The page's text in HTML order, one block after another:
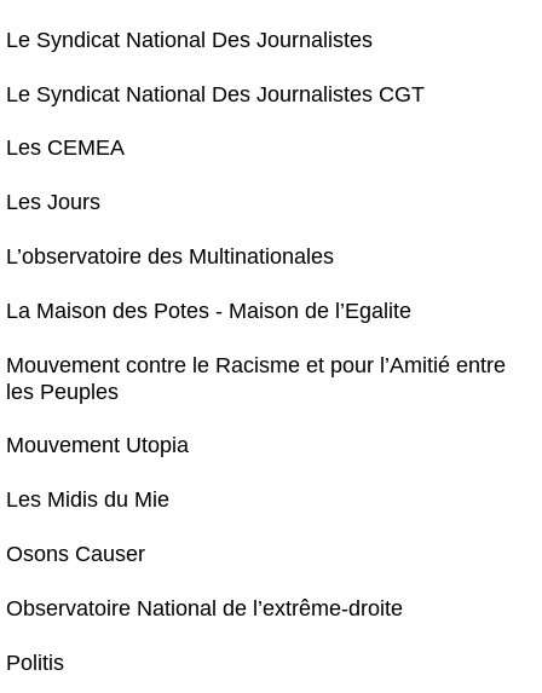
Le Syndicat National Des Journalistes
Le Syndicat National Des Journalistes CGT
Les CEMEA
Les Jours
L’observatoire des Multinationales
La Maison des Potes - Maison de l’Egalite
Mouvement contre le Racisme et pour l’Amitié entre
les Peuples
Mouvement Utopia
Les Midis du Mie
Osons Causer
Observatoire National de l’extrême-droite
Politis